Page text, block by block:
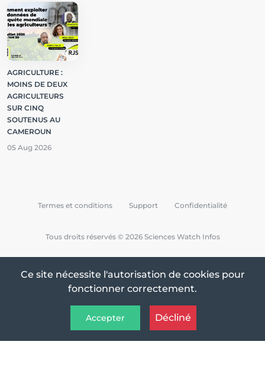
AGRICULTURE :
MOINS DE DEUX
AGRICULTEURS
SUR CINQ
SOUTENUS AU
CAMEROUN
05 Aug 2026
Tous droits réservés © 2026 Sciences Watch Infos
Termes et conditions Support Confidentialité
Ce site nécessite l'autorisation de cookies pour
fonctionner correctement.
Accepter Décliné